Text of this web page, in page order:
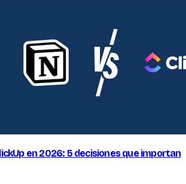
en 2026: 5 decisiones que importan